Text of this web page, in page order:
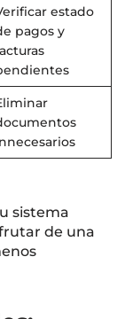
estado
pagos y
sistema
de una